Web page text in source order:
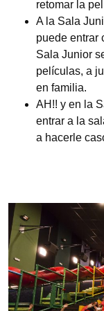
retomar la
A la Sala
puede entrar
Sala Junior
películas, a
en familia.
AH!! y en la
entrar a la
a hacerle